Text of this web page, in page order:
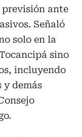
ante
Señaló
solo en la
sino
incluyendo
y demás